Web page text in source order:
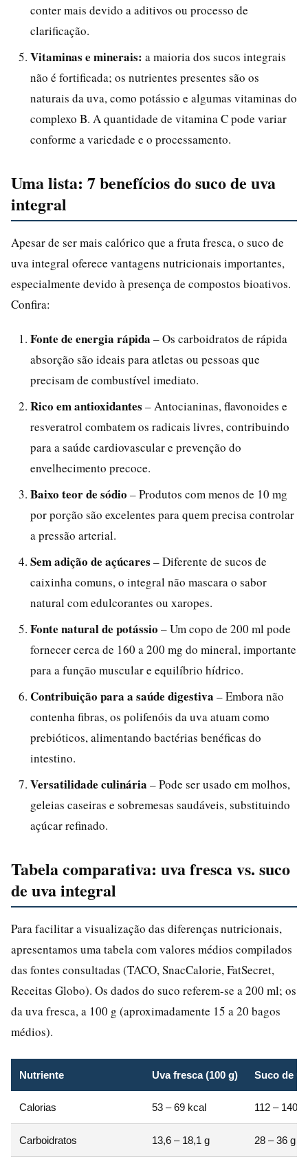
conter mais devido a aditivos ou processo de
clarificação.
Vitaminas e minerais: a maioria dos sucos integrais
não é fortificada; os nutrientes presentes são os
naturais da uva, como potássio e algumas vitaminas do
complexo B. A quantidade de vitamina C pode variar
conforme a variedade e o processamento.
Uma lista: 7 benefícios do suco de uva
integral
Apesar de ser mais calórico que a fruta fresca, o suco de
uva integral oferece vantagens nutricionais importantes,
especialmente devido à presença de compostos bioativos.
Confira:
Fonte de energia rápida – Os carboidratos de rápida
absorção são ideais para atletas ou pessoas que
precisam de combustível imediato.
Rico em antioxidantes – Antocianinas, flavonoides e
resveratrol combatem os radicais livres, contribuindo
para a saúde cardiovascular e prevenção do
envelhecimento precoce.
Baixo teor de sódio – Produtos com menos de 10 mg
por porção são excelentes para quem precisa controlar
a pressão arterial.
Sem adição de açúcares – Diferente de sucos de
caixinha comuns, o integral não mascara o sabor
natural com edulcorantes ou xaropes.
Fonte natural de potássio – Um copo de 200 ml pode
fornecer cerca de 160 a 200 mg do mineral, importante
para a função muscular e equilíbrio hídrico.
Contribuição para a saúde digestiva – Embora não
contenha fibras, os polifenóis da uva atuam como
prebióticos, alimentando bactérias benéficas do
intestino.
Versatilidade culinária – Pode ser usado em molhos,
geleias caseiras e sobremesas saudáveis, substituindo
açúcar refinado.
Tabela comparativa: uva fresca vs. suco
de uva integral
Para facilitar a visualização das diferenças nutricionais,
apresentamos uma tabela com valores médios compilados
das fontes consultadas (TACO, SnacCalorie, FatSecret,
Receitas Globo). Os dados do suco referem-se a 200 ml; os
da uva fresca, a 100 g (aproximadamente 15 a 20 bagos
médios).
Nutriente Uva fresca (100 g) Suco de
Calorias 53 – 69 kcal 112 – 140
Carboidratos 13,6 – 18,1 g 28 – 36 g